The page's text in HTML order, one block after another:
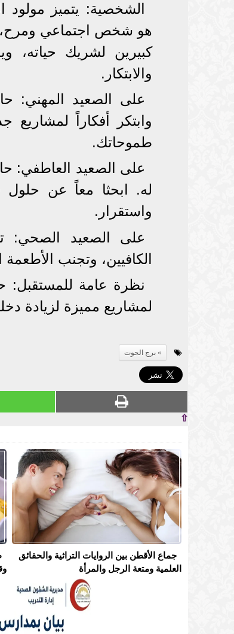
الشخصية: يتميز مولود
هو شخص اجتماعي ومرح،
كبيرين لشريك حياته،
والابتكار.
على الصعيد المهني:
وابتكر أفكاراً
طموحاتك.
على الصعيد العاطفي:
له. ابحثا معاً عن حلول
واستقرار.
على الصعيد الصحي:
الكافيين، وتجنب
نظرة عامة للمستقبل:
لمشاريع مميزة لزيادة
برج الحوت
⇧
جماع الأقطن بين الروايات التراثية والحقائق
العلمية ومتعة الرجل والمرأة